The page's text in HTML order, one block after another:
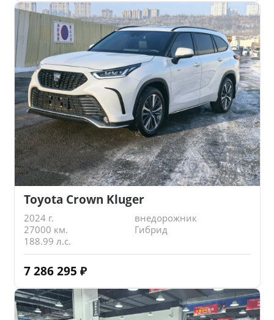
Toyota Crown Kluger
2024 г.
внедорожник
27000 км.
Гибрид
188.99 л.с.
7 286 295 ₽